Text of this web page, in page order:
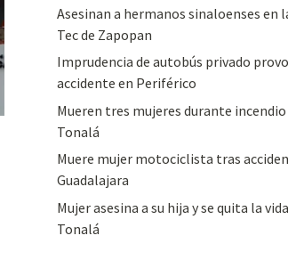
Asesinan a hermanos sinaloenses en
Tec de Zapopan
Imprudencia de autobús privado
accidente en Periférico
Mueren tres mujeres durante incendio
Tonalá
Muere mujer motociclista tras
Guadalajara
Mujer asesina a su hija y se quita la
Tonalá